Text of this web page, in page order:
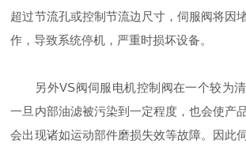
超过节流孔或控制节流边尺寸，伺服阀将因
作，导致系统停机，严重时损坏设备。
另外VS阀伺服电机控制阀在一个较为清
一旦内部油滤被污染到一定程度，也会使产
会出现诸如运动部件磨损失效等故障。因此